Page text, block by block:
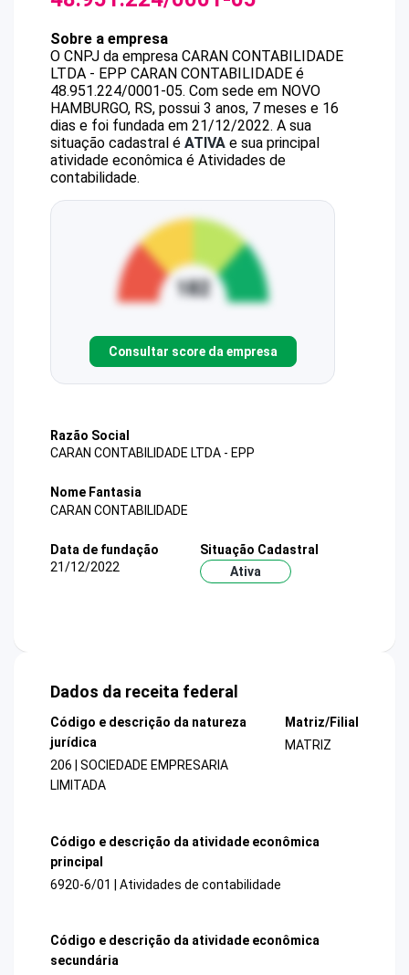
Sobre a empresa
O CNPJ da empresa CARAN CONTABILIDADE
LTDA - EPP CARAN CONTABILIDADE é
48.951.224/0001-05. Com sede em NOVO
HAMBURGO, RS, possui 3 anos, 7 meses e 16
dias e foi fundada em 21/12/2022. A sua
situação cadastral é ATIVA e sua principal
atividade econômica é Atividades de
contabilidade.
Consultar score da empresa
Razão Social
CARAN CONTABILIDADE LTDA - EPP
Nome Fantasia
CARAN CONTABILIDADE
Data de fundação
21/12/2022
Situação Cadastral
Ativa
Dados da receita federal
Código e descrição da natureza
jurídica
206 | SOCIEDADE EMPRESARIA
LIMITADA
Matriz/Filial
MATRIZ
Código e descrição da atividade econômica
principal
6920-6/01 | Atividades de contabilidade
Código e descrição da atividade econômica
secundária